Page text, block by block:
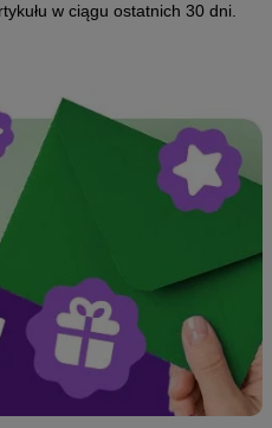
w ciągu ostatnich 30 dni.